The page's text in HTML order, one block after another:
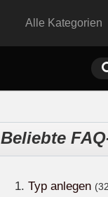
Alle Kategorien
Beliebte
Typ anlegen